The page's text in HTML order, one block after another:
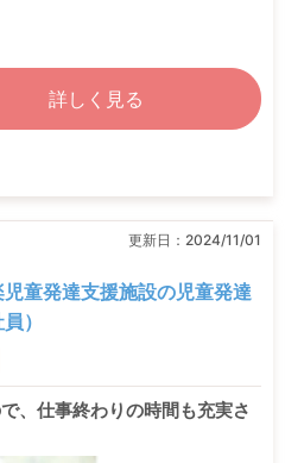
詳しく見る
更新日： 2024/11/01
児童発達支援施設の児童発達
）
、仕事終わりの時間も充実さ